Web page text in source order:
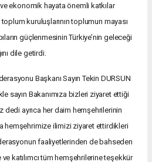
ekonomik hayata önemli katkılar
kuruluşlarının toplumun mayası
güçlenmesinin Türkiye’nin geleceği
dile getirdi.
Başkanı Sayın Tekin DURSUN
sayın Bakanımıza bizleri ziyaret ettiği
ayrıca her daim hemşehrilerinin
hemşehrimize ilimizi ziyaret ettirdikleri
faaliyetlerinden de bahseden
katılımcı tüm hemşehrilerine teşekkür